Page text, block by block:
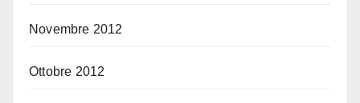
Novembre 2012
Ottobre 2012